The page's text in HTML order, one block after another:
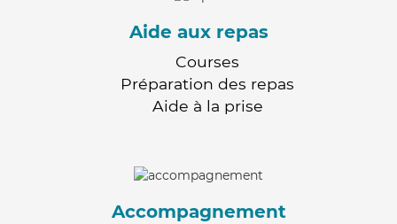
Aide aux repas
Courses
Préparation des repas
Aide à la prise
Accompagnement